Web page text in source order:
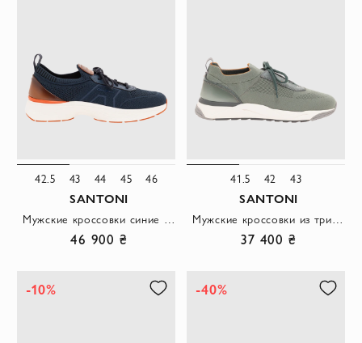
42.5 43 44 45 46
SANTONI
Мужские кроссовки синие из эластичного трикотажа с нубуковыми вставками
46 900 ₴
41.5 42 43
SANTONI
Мужские кроссовки из трикотажа со вставками из натуральной кожи и нубука
37 400 ₴
-10% -40%